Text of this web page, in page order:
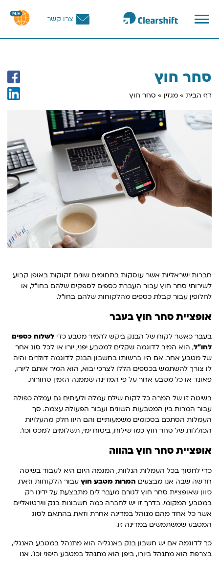
פתח
תפריט
צרו קשר
סחר חוץ
דף הבית » מגזין » סחר חוץ
חברות ישראליות אשר עוסקות בתחומים שונים זקוקות באופן קבוע
לשירותי סחר חוץ עבור העברת כספים לספקים שלהם בחו"ל, או
לחלופין עבור קבלת כספים מהלקוחות שלהם בחו"ל.
אופציית סחר חוץ בעבר
בעבר כאשר לקוח של הבנק ביקש להמיר מטבע כדי לשלוח כספים
לחו"ל, הוא המיר לדוגמה שקלים למטבע יפני, יורו או לכל סוג אחר
של מטבע אחר. אם היו ברשותו בחשבון הבנק לדוגמה דולרים והיה
לו צורך להשתמש בכספים הללו לצרכי יבוא, הוא המיר אותם ליורו,
פאונד או כל מטבע אחר על פי המדינה שממנה הזמין סחורות.
בשיטה זו של המרה כל לקוח שילם עמלה ולעיתים גם עמלה כפולה
עבור המרות בין המטבעות השונים ועבור הפעולה עצמה. סך
העמלות הסתכם בסכומים משמעותיים והם היוו חלק מהעלויות
הכוללות של סחר חוץ כמו שילוח, ביטוח ימי, תשלומים למכס וכו'.
אופציית סחר חוץ בהווה
כדי לחסוך בכל העמלות הנלוות, המגמה היום היא לעבוד בשיטה
חדשה שבה אנו מבצעים המרות מטבע חוץ עבור הלקוחות וזאת
כיוון שאופציית סחר חוץ לגורם מעבר לים מתבצעת על ידינו רק
במטבע המקומי. בדרך זו יש לחברה כמה חשבונות בנק ווירטואליים
אשר כל אחד מהם מנוהל במדינה אחרת וזאת בהתאם לסוג
המטבע שמשתמשים במדינה זו.
כך לדוגמה אם יש חשבון בנק באנגליה הוא מתנהל במטבע האנגלי,
בצרפת הוא מתנהל ביורו, ביפן הוא מתנהל במטבע היפני וכו'. אנו